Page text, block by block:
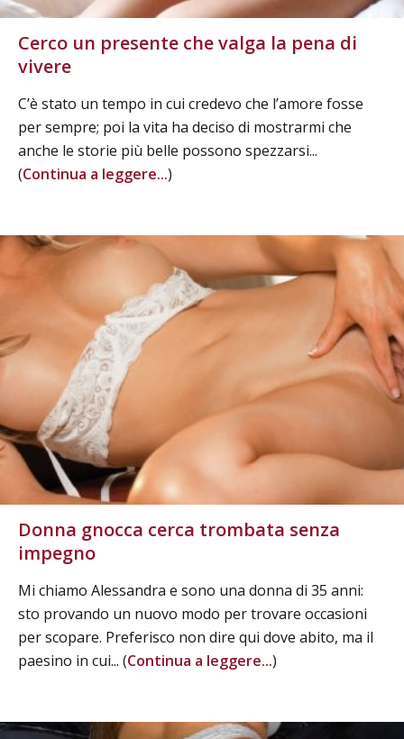
Cerco un presente che valga la pena di
vivere
C’è stato un tempo in cui credevo che l’amore fosse
per sempre; poi la vita ha deciso di mostrarmi che
anche le storie più belle possono spezzarsi...
(Continua a leggere...)
Donna gnocca cerca trombata senza
impegno
Mi chiamo Alessandra e sono una donna di 35 anni:
sto provando un nuovo modo per trovare occasioni
per scopare. Preferisco non dire qui dove abito, ma il
paesino in cui... (Continua a leggere...)